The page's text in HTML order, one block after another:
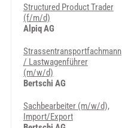
Structured Product Trader
(f/m/d)
Alpiq AG
Strassentransportfachmann
/ Lastwagenführer
(m/w/d)
Bertschi AG
Sachbearbeiter (m/w/d),
Import/Export